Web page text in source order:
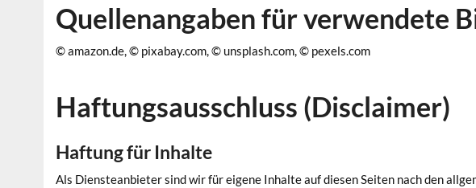
Quellenangaben für verwendete
© amazon.de, © pixabay.com, © unsplash.com, © pexels.com
Haftungsausschluss (Disclaimer)
Haftung für Inhalte
Als Diensteanbieter sind wir für eigene Inhalte auf diesen Seiten nach den